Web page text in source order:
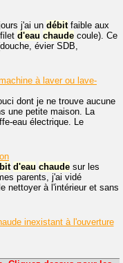
j'ai un débitfaible aux
d'eau chaude coule). Ce
évier SDB,
à laver ou lave-
dont je ne trouve aucune
une petite maison. La
eau électrique. Le
d'eau chaude sur les
parents, j'ai vidé
nettoyer à l'intérieur et sans
inexistant à l'ouverture